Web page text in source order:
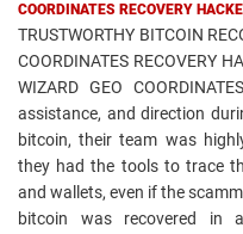
COORDINATES RECOVERY
TRUSTWORTHY BITCOIN
COORDINATES RECOVERY
WIZARD GEO
assistance, and direction
bitcoin, their team was
they had the tools to trace
and wallets, even if the
bitcoin was recovered in